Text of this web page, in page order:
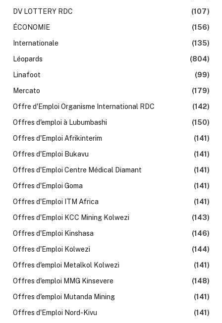
DV LOTTERY RDC
(107)
ÉCONOMIE
(156)
Internationale
(135)
Léopards
(804)
Linafoot
(99)
Mercato
(179)
Offre d'Emploi Organisme International RDC
(142)
Offres d'emploi à Lubumbashi
(150)
Offres d'Emploi Afrikinterim
(141)
Offres d'Emploi Bukavu
(141)
Offres d'Emploi Centre Médical Diamant
(141)
Offres d'Emploi Goma
(141)
Offres d'Emploi ITM Africa
(141)
Offres d'Emploi KCC Mining Kolwezi
(143)
Offres d'Emploi Kinshasa
(146)
Offres d'Emploi Kolwezi
(144)
Offres d'emploi Metalkol Kolwezi
(141)
Offres d'emploi MMG Kinsevere
(148)
Offres d'emploi Mutanda Mining
(141)
Offres d'Emploi Nord-Kivu
(141)